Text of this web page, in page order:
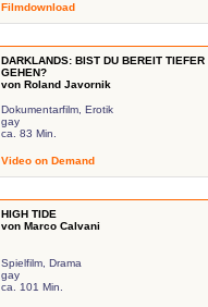
Filmdownload
DARKLANDS: BIST DU BEREIT TIEFER
GEHEN?
von Roland Javornik
Dokumentarfilm, Erotik
gay
ca. 83 Min.
Video on Demand
HIGH TIDE
von Marco Calvani
Spielfilm, Drama
gay
ca. 101 Min.